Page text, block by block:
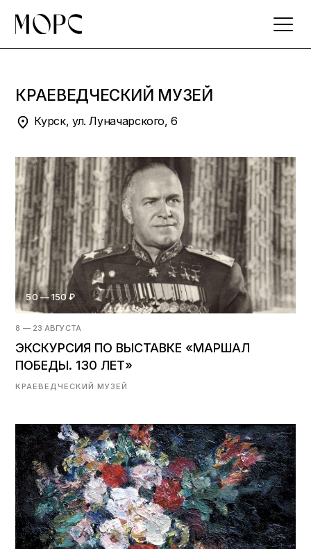
the
КРАЕВЕДЧЕСКИЙ МУЗЕЙ
Курск, ул. Луначарского, 6
50 — 150 ₽
8 — 23 АВГУСТА
ЭКСКУРСИЯ ПО ВЫСТАВКЕ «МАРШАЛ
ПОБЕДЫ. 130 ЛЕТ»
КРАЕВЕДЧЕСКИЙ МУЗЕЙ